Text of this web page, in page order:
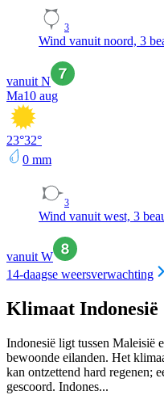
3
Wind vanuit noord, 3
vanuit N
Ma10 aug
23°32°
0 mm
3
Wind vanuit west, 3
vanuit W
14-daagse weersverwachting
Klimaat Indonesië
Indonesië ligt tussen Maleisië
bewoonde eilanden. Het
kan ontzettend hard regenen;
gescoord. Indones...